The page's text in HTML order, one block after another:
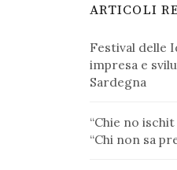
ARTICOLI
Festival delle
impresa e
Sardegna
“Chie no
“Chi non sa